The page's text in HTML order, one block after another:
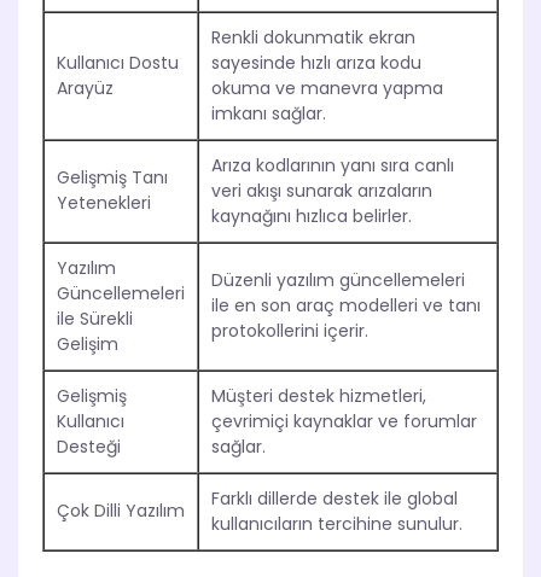
Kullanıcı Dostu
Arayüz
Renkli dokunmatik ekran
sayesinde hızlı arıza kodu
okuma ve manevra yapma
imkanı sağlar.
Gelişmiş Tanı
Yetenekleri
Arıza kodlarının yanı sıra canlı
veri akışı sunarak arızaların
kaynağını hızlıca belirler.
Yazılım
Güncellemeleri
ile Sürekli
Gelişim
Düzenli yazılım güncellemeleri
ile en son araç modelleri ve tanı
protokollerini içerir.
Gelişmiş
Kullanıcı
Desteği
Müşteri destek hizmetleri,
çevrimiçi kaynaklar ve forumlar
sağlar.
Çok Dilli Yazılım
Farklı dillerde destek ile global
kullanıcıların tercihine sunulur.